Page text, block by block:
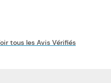
tous les Avis Vérifiés